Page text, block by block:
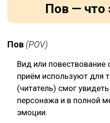
Пов — что
Пов (POV)
Вид или повествование
приём используют для
(читатель) смог
персонажа и в полной
эмоции.